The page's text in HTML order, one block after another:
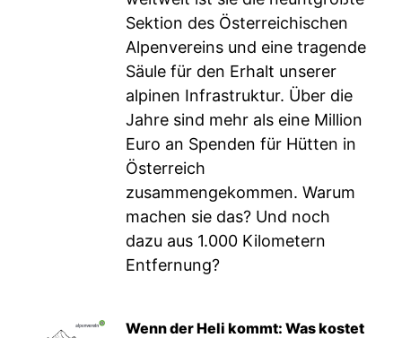
Sektion des Österreichischen
Alpenvereins und eine tragende
Säule für den Erhalt unserer
alpinen Infrastruktur. Über die
Jahre sind mehr als eine Million
Euro an Spenden für Hütten in
Österreich
zusammengekommen. Warum
machen sie das? Und noch
dazu aus 1.000 Kilometern
Entfernung?
Wenn der Heli kommt: Was kostet